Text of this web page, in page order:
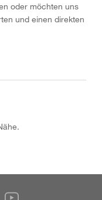
oder möchten uns
und einen direkten